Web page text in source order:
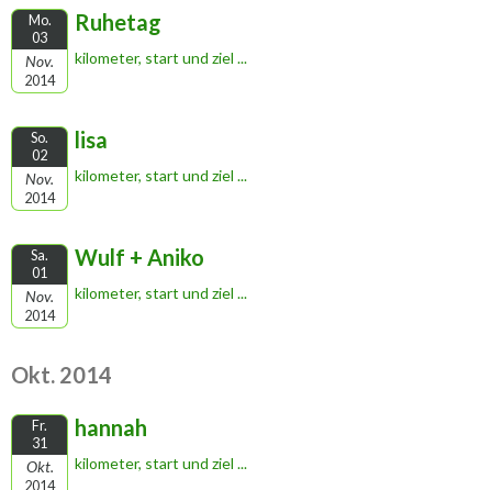
Mo.
03
Nov.
2014
Ruhetag
kilometer, start und ziel ...
So.
02
Nov.
2014
lisa
kilometer, start und ziel ...
Sa.
01
Nov.
2014
Wulf + Aniko
kilometer, start und ziel ...
Okt. 2014
Fr.
31
Okt.
2014
hannah
kilometer, start und ziel ...